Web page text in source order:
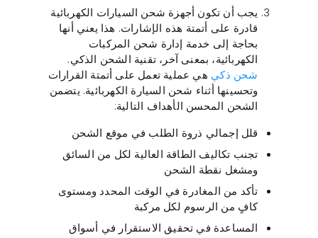
يجب أن تكون أجهزة شحن السيارات الكهربائية
قادرة على أتمتة هذه الإشارات. هذا يعني أنها
بحاجة إلى خدمة إدارة شحن المركبات
الكهربائية، بمعنى آخر، تقنية الشحن الذكي.
شحن ذكي هي عملية تعمل على أتمتة القرارات
وتحسينها أثناء شحن السيارة الكهربائية. يتضمن
الشحن المحسن الأهداف التالية:
قلل إجمالي ذروة الطلب في موقع الشحن
تجنب تكاليف الطاقة العالية لكل من السائق
ومشغل نقطة الشحن
تأكد من المغادرة في الوقت المحدد ومستوى
كافٍ من الرسوم لكل مركبة
المساعدة في تحقيق الاستقرار في أسواق